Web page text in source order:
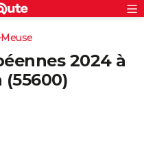
Meuse
2024 à